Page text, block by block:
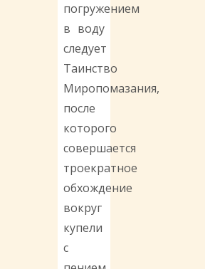
погружением
в воду
следует
Таинство
Миропомазания,
после
которого
совершается
троекратное
обхождение
вокруг
купели
с